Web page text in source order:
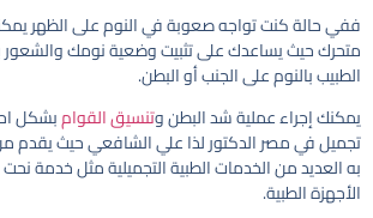
ففي حالة كنت تواجه صعوبة في النوم على الظهر
متحرك حيث يساعدك على تثبيت وضعية نومك والشعور
الطبيب بالنوم على الجنب أو البطن.
يمكنك إجراء عملية شد البطن وتنسيق القوامبشكل
تجميل في مصر الدكتور لذا علي الشافعي حيث يقدم
به العديد من الخدمات الطبية التجميلية مثل خدمة
الأجهزة الطبية.